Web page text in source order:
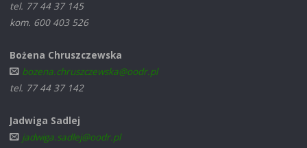
tel. 77 44 37 145
kom. 600 403 526
Bożena Chruszczewska
bozena.chruszczewska@oodr.pl
tel. 77 44 37 142
Jadwiga Sadlej
jadwiga.sadlej@oodr.pl